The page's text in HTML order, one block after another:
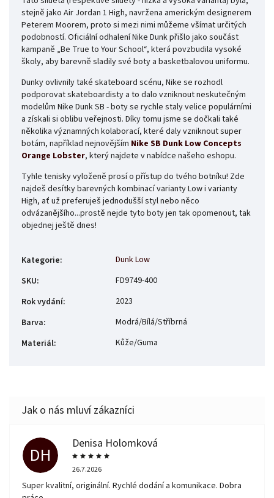
stejně jako Air Jordan 1 High, navržena americkým designerem
Peterem Moorem, proto si mezi nimi můžeme všímat určitých
podobností. Oficiální odhalení Nike Dunk přišlo jako součást
kampaně „Be True to Your School“, která povzbudila vysoké
školy, aby barevně sladily své boty a basketbalovou uniformu.
Dunky ovlivnily také skateboard scénu, Nike se rozhodl
podporovat skateboardisty a to dalo vzniknout neskutečným
modelům Nike Dunk SB - boty se rychle staly velice populárními
a získali si oblibu veřejnosti. Díky tomu jsme se dočkali také
několika významných kolaborací, které daly vzniknout super
botám, například nejnovějším Nike SB Dunk Low Concepts
Orange Lobster, který najdete v nabídce našeho eshopu.
Tyhle tenisky vyloženě prosí o přístup do tvého botníku! Zde
najdeš desítky barevných kombinací varianty Low i varianty
High, ať už preferuješ jednodušší styl nebo něco
odvázanějšího...prostě nejde tyto boty jen tak opomenout, tak
objednej ještě dnes!
Kategorie:
Dunk Low
SKU:
FD9749-400
Rok vydání:
2023
Barva:
Modrá/Bílá/Stříbrná
Materiál: Kůže/Guma
DH
Denisa Holomková
26.7.2026
Super kvalitní, originální. Rychlé dodání a komunikace. Dobra